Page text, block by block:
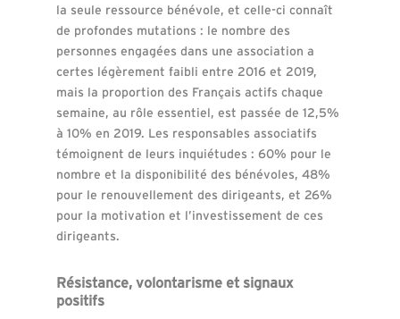
la seule ressource bénévole, et celle-ci connaît
de profondes mutations : le nombre des
personnes engagées dans une association a
certes légèrement faibli entre 2016 et 2019,
mais la proportion des Français actifs chaque
semaine, au rôle essentiel, est passée de 12,5%
à 10% en 2019. Les responsables associatifs
témoignent de leurs inquiétudes : 60% pour le
nombre et la disponibilité des bénévoles, 48%
pour le renouvellement des dirigeants, et 26%
pour la motivation et l’investissement de ces
dirigeants.
Résistance, volontarisme et signaux
positifs